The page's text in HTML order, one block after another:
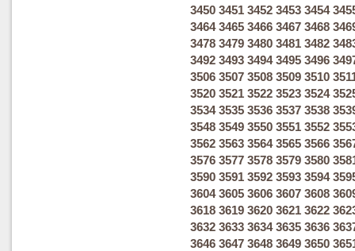
3450 3451 3452 3453 3454
3464 3465 3466 3467 3468
3478 3479 3480 3481 3482
3492 3493 3494 3495 3496
3506 3507 3508 3509 3510
3520 3521 3522 3523 3524
3534 3535 3536 3537 3538
3548 3549 3550 3551 3552
3562 3563 3564 3565 3566
3576 3577 3578 3579 3580
3590 3591 3592 3593 3594
3604 3605 3606 3607 3608
3618 3619 3620 3621 3622
3632 3633 3634 3635 3636
3646 3647 3648 3649 3650